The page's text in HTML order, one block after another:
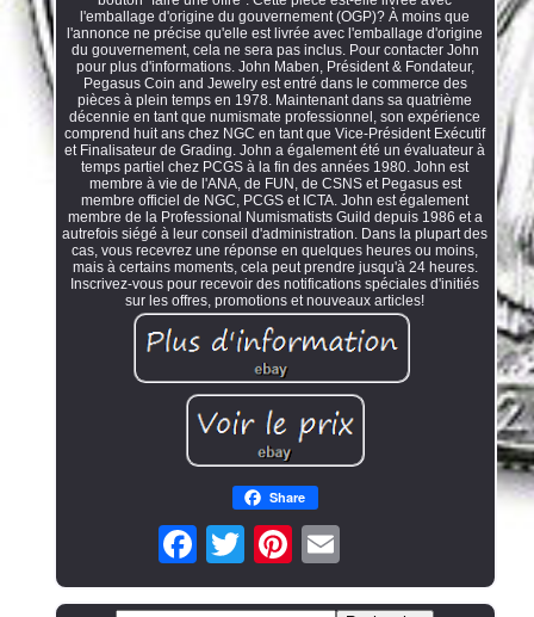
l'emballage d'origine du gouvernement (OGP)? À moins que
l'annonce ne précise qu'elle est livrée avec l'emballage d'origine
du gouvernement, cela ne sera pas inclus. Pour contacter John
pour plus d'informations. John Maben, Président & Fondateur,
Pegasus Coin and Jewelry est entré dans le commerce des
pièces à plein temps en 1978. Maintenant dans sa quatrième
décennie en tant que numismate professionnel, son expérience
comprend huit ans chez NGC en tant que Vice-Président Exécutif
et Finalisateur de Grading. John a également été un évaluateur à
temps partiel chez PCGS à la fin des années 1980. John est
membre à vie de l'ANA, de FUN, de CSNS et Pegasus est
membre officiel de NGC, PCGS et ICTA. John est également
membre de la Professional Numismatists Guild depuis 1986 et a
autrefois siégé à leur conseil d'administration. Dans la plupart des
cas, vous recevrez une réponse en quelques heures ou moins,
mais à certains moments, cela peut prendre jusqu'à 24 heures.
Inscrivez-vous pour recevoir des notifications spéciales d'initiés
sur les offres, promotions et nouveaux articles!
Share